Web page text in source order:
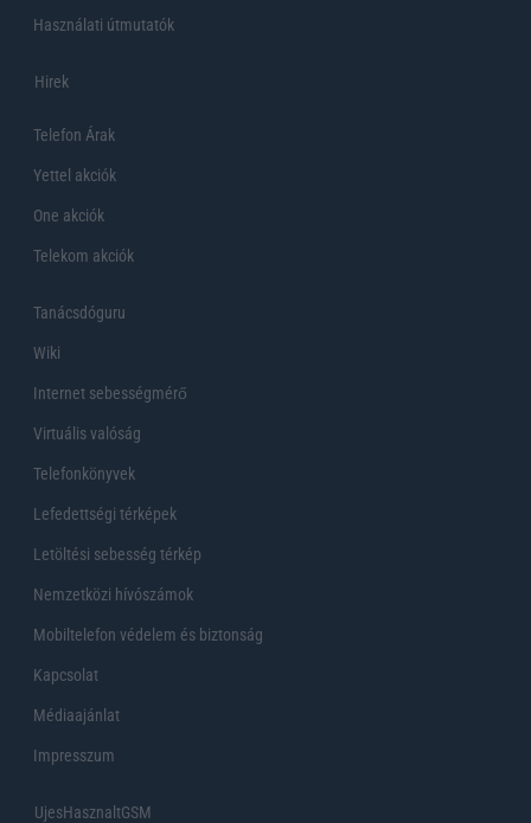
Használati útmutatók
Hirek
Telefon Árak
Yettel akciók
One akciók
Telekom akciók
Tanácsdóguru
Wiki
Internet sebességmérő
Virtuális valóság
Telefonkönyvek
Lefedettségi térképek
Letöltési sebesség térkép
Nemzetközi hívószámok
Mobiltelefon védelem és biztonság
Kapcsolat
Médiaajánlat
Impresszum
UjesHasznaltGSM